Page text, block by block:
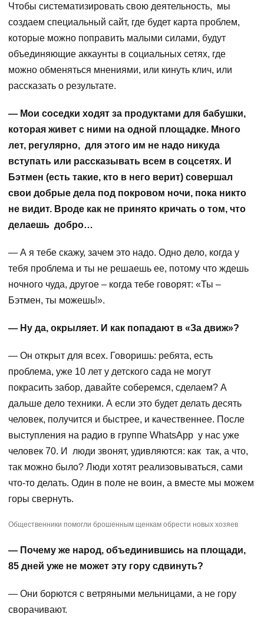
Чтобы систематизировать свою деятельность, мы
создаем специальный сайт, где будет карта проблем,
которые можно поправить малыми силами, будут
объединяющие аккаунты в социальных сетях, где
можно обменяться мнениями, или кинуть клич, или
рассказать о результате.
— Мои соседки ходят за продуктами для бабушки,
которая живет с ними на одной площадке. Много
лет, регулярно, для этого им не надо никуда
вступать или рассказывать всем в соцсетях. И
Бэтмен (есть такие, кто в него верит) совершал
свои добрые дела под покровом ночи, пока никто
не видит. Вроде как не принято кричать о том, что
делаешь добро…
— А я тебе скажу, зачем это надо. Одно дело, когда у
тебя проблема и ты не решаешь ее, потому что ждешь
ночного чуда, другое – когда тебе говорят: «Ты –
Бэтмен, ты можешь!».
— Ну да, окрыляет. И как попадают в «За движ»?
— Он открыт для всех. Говоришь: ребята, есть
проблема, уже 10 лет у детского сада не могут
покрасить забор, давайте соберемся, сделаем? А
дальше дело техники. А если это будет делать десять
человек, получится и быстрее, и качественнее. После
выступления на радио в группе WhatsApp у нас уже
человек 70. И люди звонят, удивляются: как так, а что,
так можно было? Люди хотят реализовываться, сами
что-то делать. Один в поле не воин, а вместе мы можем
горы свернуть.
Общественники помогли брошенным щенкам обрести новых хозяев
— Почему же народ, объединившись на площади,
85 дней уже не может эту гору сдвинуть?
— Они борются с ветряными мельницами, а не гору
сворачивают.